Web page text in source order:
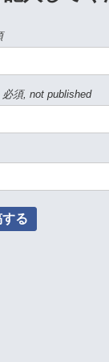
必須, not published